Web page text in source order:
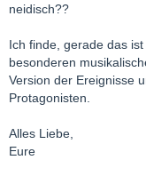
neidisch??
Ich finde, gerade das
besonderen
Version der Ereignisse
Protagonisten.
Alles Liebe,
Eure